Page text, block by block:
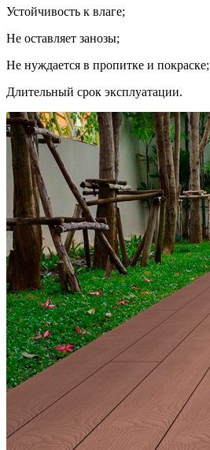
Устойчивость к влаге;
Не оставляет занозы;
Не нуждается в пропитке и покраске;
Длительный срок эксплуатации.